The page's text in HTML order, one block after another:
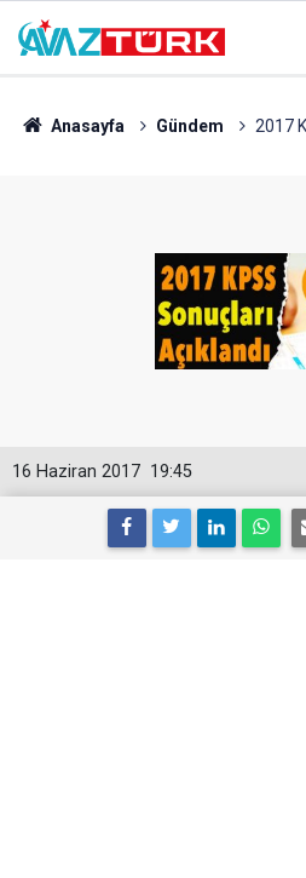
Anasayfa Gündem 2017
19:45
16 Haziran 2017